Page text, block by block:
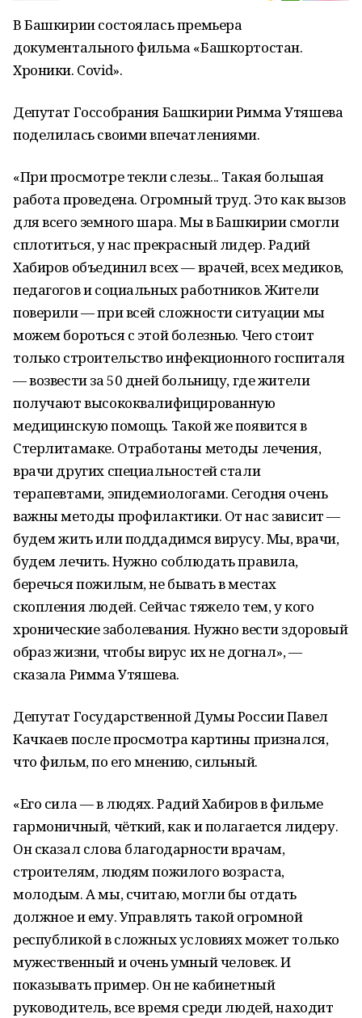
В Башкирии состоялась премьера
документального фильма «Башкортостан.
Хроники. Covid».
Депутат Госсобрания Башкирии Римма Утяшева
поделилась своими впечатлениями.
«При просмотре текли слезы... Такая большая
работа проведена. Огромный труд. Это как вызов
для всего земного шара. Мы в Башкирии смогли
сплотиться, у нас прекрасный лидер. Радий
Хабиров объединил всех — врачей, всех медиков,
педагогов и социальных работников. Жители
поверили — при всей сложности ситуации мы
можем бороться с этой болезнью. Чего стоит
только строительство инфекционного госпиталя
— возвести за 50 дней больницу, где жители
получают высококвалифицированную
медицинскую помощь. Такой же появится в
Стерлитамаке. Отработаны методы лечения,
врачи других специальностей стали
терапевтами, эпидемиологами. Сегодня очень
важны методы профилактики. От нас зависит —
будем жить или поддадимся вирусу. Мы, врачи,
будем лечить. Нужно соблюдать правила,
беречься пожилым, не бывать в местах
скопления людей. Сейчас тяжело тем, у кого
хронические заболевания. Нужно вести здоровый
образ жизни, чтобы вирус их не догнал», —
сказала Римма Утяшева.
Депутат Государственной Думы России Павел
Качкаев после просмотра картины признался,
что фильм, по его мнению, сильный.
«Его сила — в людях. Радий Хабиров в фильме
гармоничный, чёткий, как и полагается лидеру.
Он сказал слова благодарности врачам,
строителям, людям пожилого возраста,
молодым. А мы, считаю, могли бы отдать
должное и ему. Управлять такой огромной
республикой в сложных условиях может только
мужественный и очень умный человек. И
показывать пример. Он не кабинетный
руководитель, все время среди людей, находит